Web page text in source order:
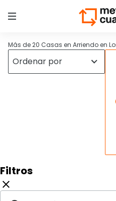
Más de 20 Casas en Arriendo en
Filtros